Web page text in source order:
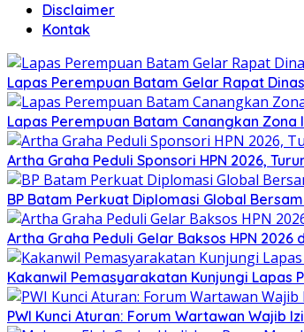
Disclaimer
Kontak
Lapas Perempuan Batam Gelar Rapat
Lapas Perempuan Batam Canangkan
Artha Graha Peduli Sponsori HPN 2026,
BP Batam Perkuat Diplomasi Global
Artha Graha Peduli Gelar Baksos HPN
Kakanwil Pemasyarakatan Kunjungi Lapas
PWI Kunci Aturan: Forum Wartawan Wajib